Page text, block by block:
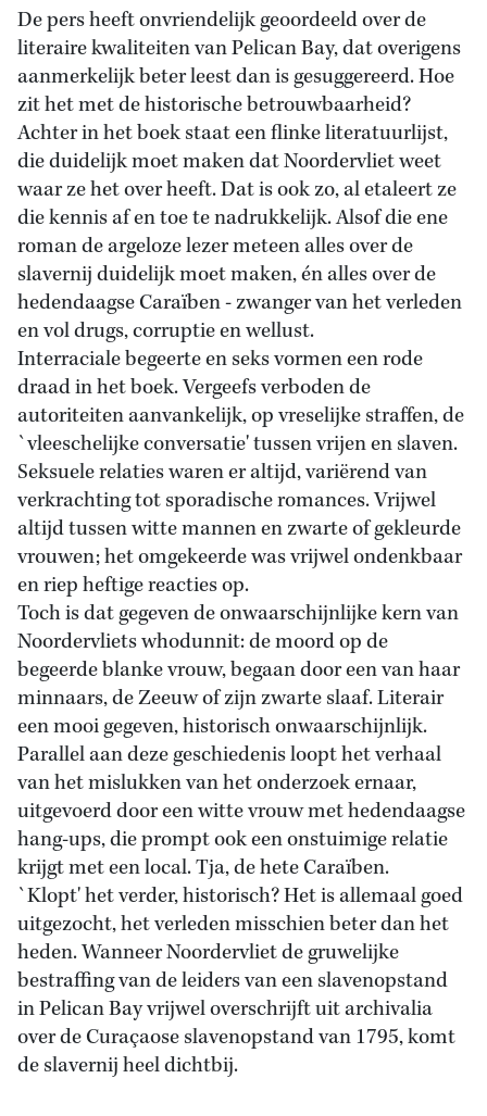
De pers heeft onvriendelijk geoordeeld over de
literaire kwaliteiten van Pelican Bay, dat overigens
aanmerkelijk beter leest dan is gesuggereerd. Hoe
zit het met de historische betrouwbaarheid?
Achter in het boek staat een flinke literatuurlijst,
die duidelijk moet maken dat Noordervliet weet
waar ze het over heeft. Dat is ook zo, al etaleert ze
die kennis af en toe te nadrukkelijk. Alsof die ene
roman de argeloze lezer meteen alles over de
slavernij duidelijk moet maken, én alles over de
hedendaagse Caraïben - zwanger van het verleden
en vol drugs, corruptie en wellust.
Interraciale begeerte en seks vormen een rode
draad in het boek. Vergeefs verboden de
autoriteiten aanvankelijk, op vreselijke straffen, de
`vleeschelijke conversatie' tussen vrijen en slaven.
Seksuele relaties waren er altijd, variërend van
verkrachting tot sporadische romances. Vrijwel
altijd tussen witte mannen en zwarte of gekleurde
vrouwen; het omgekeerde was vrijwel ondenkbaar
en riep heftige reacties op.
Toch is dat gegeven de onwaarschijnlijke kern van
Noordervliets whodunnit: de moord op de
begeerde blanke vrouw, begaan door een van haar
minnaars, de Zeeuw of zijn zwarte slaaf. Literair
een mooi gegeven, historisch onwaarschijnlijk.
Parallel aan deze geschiedenis loopt het verhaal
van het mislukken van het onderzoek ernaar,
uitgevoerd door een witte vrouw met hedendaagse
hang-ups, die prompt ook een onstuimige relatie
krijgt met een local. Tja, de hete Caraïben.
`Klopt' het verder, historisch? Het is allemaal goed
uitgezocht, het verleden misschien beter dan het
heden. Wanneer Noordervliet de gruwelijke
bestraffing van de leiders van een slavenopstand
in Pelican Bay vrijwel overschrijft uit archivalia
over de Curaçaose slavenopstand van 1795, komt
de slavernij heel dichtbij.